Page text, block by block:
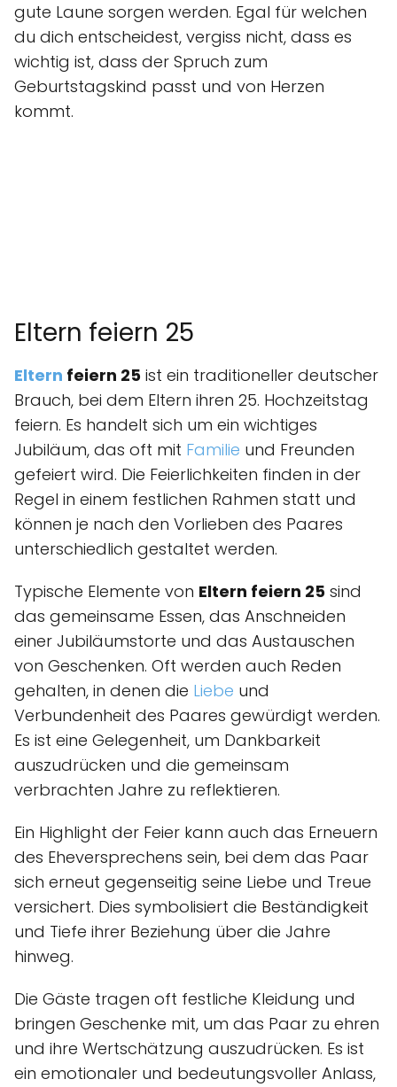
gute Laune sorgen werden. Egal für welchen
du dich entscheidest, vergiss nicht, dass es
wichtig ist, dass der Spruch zum
Geburtstagskind passt und von Herzen
kommt.
Eltern feiern 25
Eltern feiern 25 ist ein traditioneller deutscher
Brauch, bei dem Eltern ihren 25. Hochzeitstag
feiern. Es handelt sich um ein wichtiges
Jubiläum, das oft mit Familie und Freunden
gefeiert wird. Die Feierlichkeiten finden in der
Regel in einem festlichen Rahmen statt und
können je nach den Vorlieben des Paares
unterschiedlich gestaltet werden.
Typische Elemente von Eltern feiern 25 sind
das gemeinsame Essen, das Anschneiden
einer Jubiläumstorte und das Austauschen
von Geschenken. Oft werden auch Reden
gehalten, in denen die Liebe und
Verbundenheit des Paares gewürdigt werden.
Es ist eine Gelegenheit, um Dankbarkeit
auszudrücken und die gemeinsam
verbrachten Jahre zu reflektieren.
Ein Highlight der Feier kann auch das Erneuern
des Eheversprechens sein, bei dem das Paar
sich erneut gegenseitig seine Liebe und Treue
versichert. Dies symbolisiert die Beständigkeit
und Tiefe ihrer Beziehung über die Jahre
hinweg.
Die Gäste tragen oft festliche Kleidung und
bringen Geschenke mit, um das Paar zu ehren
und ihre Wertschätzung auszudrücken. Es ist
ein emotionaler und bedeutungsvoller Anlass,